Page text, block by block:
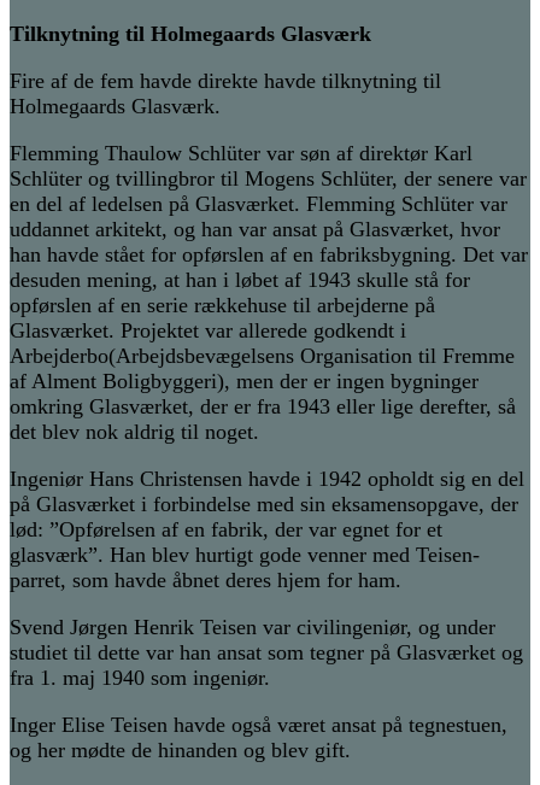
Tilknytning til Holmegaards Glasværk
Fire af de fem havde direkte havde tilknytning til
Holmegaards Glasværk.
Flemming Thaulow Schlüter var søn af direktør Karl
Schlüter og tvillingbror til Mogens Schlüter, der senere var
en del af ledelsen på Glasværket. Flemming Schlüter var
uddannet arkitekt, og han var ansat på Glasværket, hvor
han havde stået for opførslen af en fabriksbygning. Det var
desuden mening, at han i løbet af 1943 skulle stå for
opførslen af en serie rækkehuse til arbejderne på
Glasværket. Projektet var allerede godkendt i
Arbejderbo(Arbejdsbevægelsens Organisation til Fremme
af Alment Boligbyggeri), men der er ingen bygninger
omkring Glasværket, der er fra 1943 eller lige derefter, så
det blev nok aldrig til noget.
Ingeniør Hans Christensen havde i 1942 opholdt sig en del
på Glasværket i forbindelse med sin eksamensopgave, der
lød: ”Opførelsen af en fabrik, der var egnet for et
glasværk”. Han blev hurtigt gode venner med Teisen-
parret, som havde åbnet deres hjem for ham.
Svend Jørgen Henrik Teisen var civilingeniør, og under
studiet til dette var han ansat som tegner på Glasværket og
fra 1. maj 1940 som ingeniør.
Inger Elise Teisen havde også været ansat på tegnestuen,
og her mødte de hinanden og blev gift.